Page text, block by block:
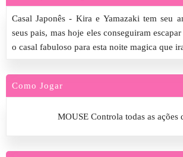
Casal Japonês - Kira e Yamazaki tem seu
seus pais, mas hoje eles conseguiram
o casal fabuloso para esta noite magica que
Como Jogar
MOUSE Controla todas as ações